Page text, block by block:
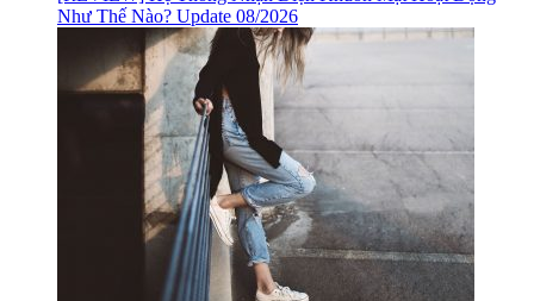
Như Thế Nào? Update 08/2026